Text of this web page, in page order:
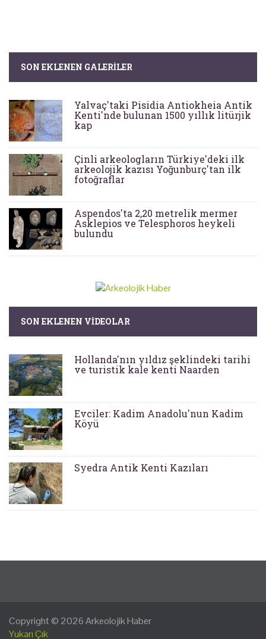
SON EKLENEN GALERILER
Yalvaç'taki Pisidia Antiokheia Antik
Kenti'nde bulunan 1500 yıllık litürjik
kap
Çinli arkeologların Türkiye'deki ilk
arkeolojik kazısı Yoğunburç'tan ilk
fotoğraflar
Aspendos'ta 2,20 metrelik mermer
Asklepios ve Telesphoros heykeli
bulundu
SON EKLENEN VIDEOLAR
Hollanda'nın yıldız şeklindeki tarihi
ve turistik kale kenti Naarden
Evciler: Kadim Anadolu'nun Kadim
Köyü
Syedra Antik Kenti Kazıları
Copyright © 2026Arkeolojik Haber
Yukarı Çık